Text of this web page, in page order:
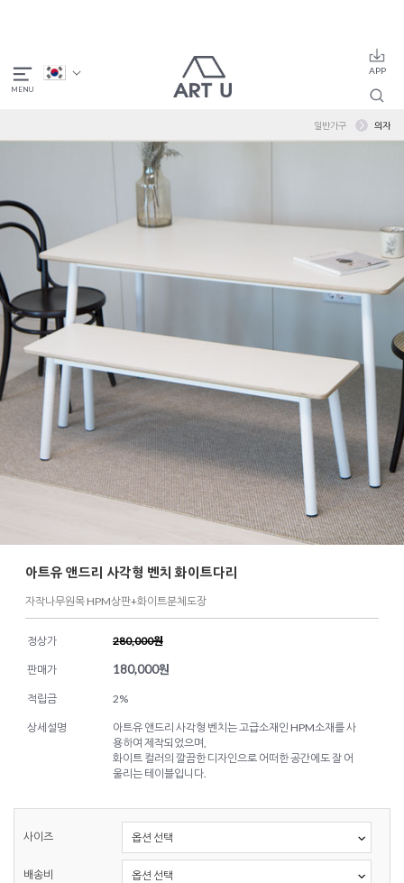
일반가구 의자
아트유 앤드리 사각형 벤치 화이트다리
자작나무원목 HPM상판+화이트분체도장
정상가 280,000원
판매가 180,000원
적립금 2%
상세설명
아트유 앤드리 사각형 벤치는 고급소재인 HPM소재를 사
용하여 제작되었으며,
화이트 컬러의 깔끔한 디자인으로 어떠한 공간에도 잘 어
울리는 테이블입니다.
사이즈
배송비